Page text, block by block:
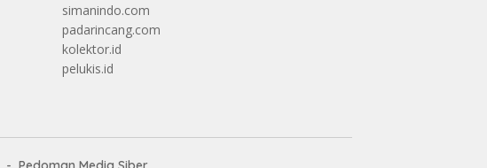
simanindo.com
padarincang.com
kolektor.id
pelukis.id